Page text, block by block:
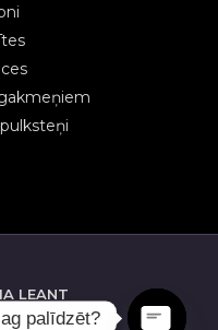
LEANT
palīdzēt?